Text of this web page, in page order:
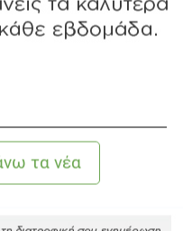
θέλουν να
χρονικό διάστημα
tofu, ξηρούς